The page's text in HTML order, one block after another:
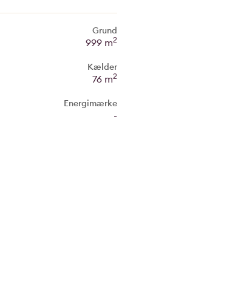
Grund
999 m2
Kælder
76 m2
Energimærke
-